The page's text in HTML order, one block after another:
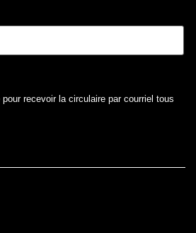
pour recevoir la circulaire par courriel tous